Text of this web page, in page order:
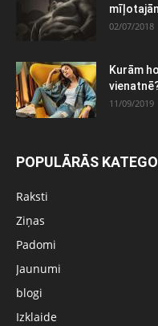
02/07/2018
Kurām
11/09/2019
POPULĀRĀS
Raksti
Ziņas
Padomi
Jaunumi
blogi
Izklaide